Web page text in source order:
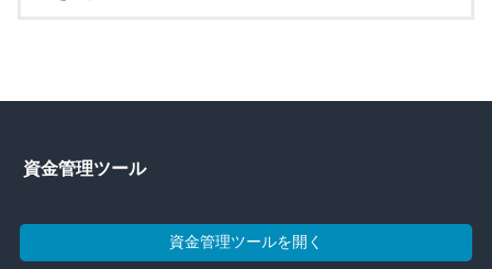
資金管理ツール
資金管理ツールを開く